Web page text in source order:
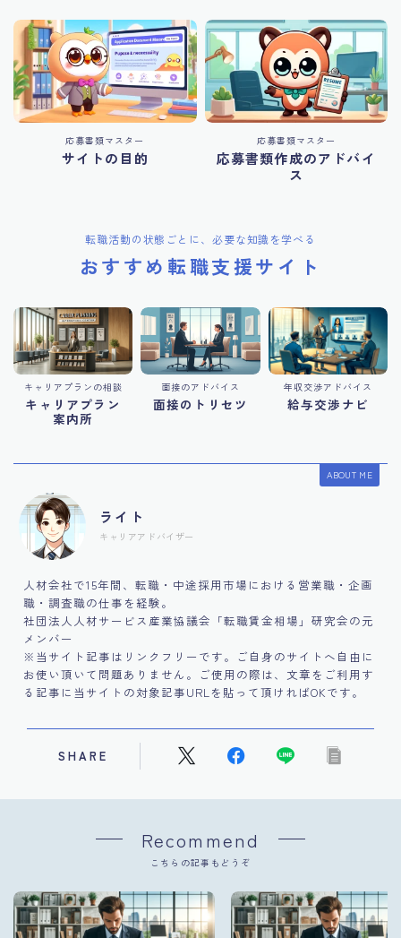
応募書類マスター
サイトの目的
応募書類マスター
応募書類作成のアドバイ
ス
転職活動の状態ごとに、必要な知識を学べる
おすすめ転職支援サイト
キャリアプランの相談
キャリアプラン
案内所
面接のアドバイス
面接のトリセツ
年収交渉アドバイス
給与交渉ナビ
ABOUT ME
ライト
キャリアアドバイザー
人材会社で15年間、転職・中途採用市場における営業職・企画
職・調査職の仕事を経験。
社団法人人材サービス産業協議会「転職賃金相場」研究会の元
メンバー
※当サイト記事はリンクフリーです。ご自身のサイトへ自由に
お使い頂いて問題ありません。ご使用の際は、文章をご利用す
る記事に当サイトの対象記事URLを貼って頂ければOKです。
SHARE
Recommend
こちらの記事もどうぞ